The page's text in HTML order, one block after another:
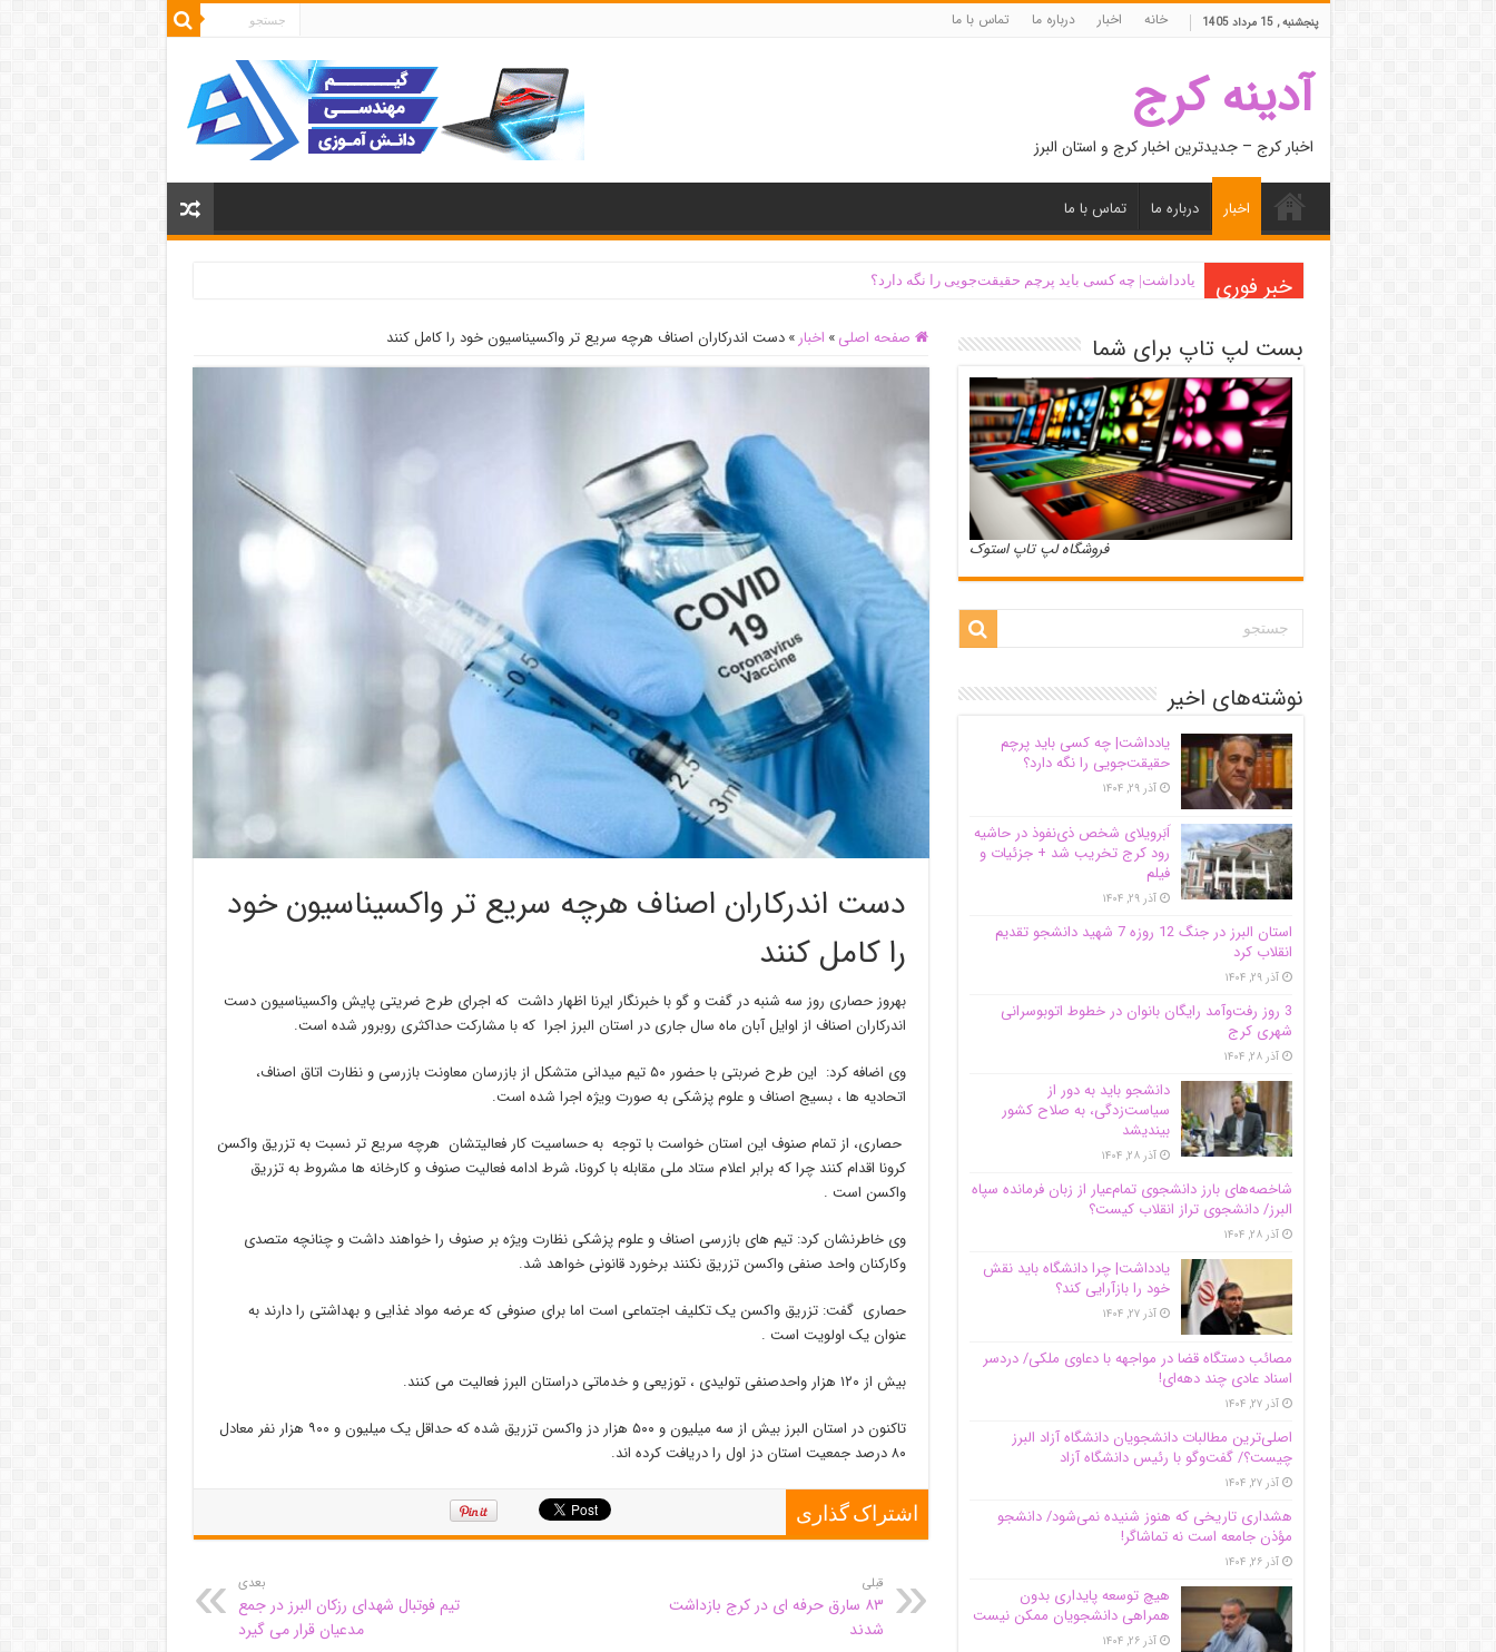
پنجشنبه , 15 مرداد 1405 خانه اخبار درباره ما تماس با ما
آدینه کرج
اخبار کرج – جدیدترین اخبار کرج و استان البرز
اخبار درباره ما تماس با ما
خبر فوری یادداشت| ‌چه کسی باید پرچم حقیقت‌جویی را نگه دارد؟
صفحه اصلی » اخبار » دست اندرکاران اصناف هرچه سریع تر واکسیناسیون خود را کامل کنند
دست اندرکاران اصناف هرچه سریع تر واکسیناسیون خود
را کامل کنند
بهروز حصاری روز سه شنبه در گفت و گو با خبرنگار ایرنا اظهار داشت که اجرای طرح ضریتی پایش واکسیناسیون دست
اندرکاران اصناف از اوایل آبان ماه سال جاری در استان البرز اجرا که با مشارکت حداکثری روبرور شده است.
وی اضافه کرد: این طرح ضربتی با حضور ۵۰ تیم میدانی متشکل از بازرسان معاونت بازرسی و نظارت اتاق اصناف،
اتحادیه ها ، بسیج اصناف و علوم پزشکی به صورت ویژه اجرا شده است.
حصاری، از تمام صنوف این استان خواست با توجه به حساسیت کار فعالیتشان هرچه سریع تر نسبت به تزریق واکسن
کرونا اقدام کنند چرا که برابر اعلام ستاد ملی مقابله با کرونا، شرط ادامه فعالیت صنوف و کارخانه ها مشروط به تزریق
واکسن است .
وی خاطرنشان کرد: تیم های بازرسی اصناف و علوم پزشکی نظارت ویژه بر صنوف را خواهند داشت و چنانچه متصدی
وکارکنان واحد صنفی واکسن تزریق نکنند برخورد قانونی خواهد شد.
حصاری گفت: تزریق واکسن یک تکلیف اجتماعی است اما برای صنوفی که عرضه مواد غذایی و بهداشتی را دارند به
عنوان یک اولویت است .
بیش از ۱۲۰ هزار واحدصنفی تولیدی ، توزیعی و خدماتی دراستان البرز فعالیت می کنند.
تاکنون در استان البرز بیش از سه میلیون و ۵۰۰ هزار دز واکسن تزریق شده که حداقل یک میلیون و ۹۰۰ هزار نفر معادل
۸۰ درصد جمعیت استان دز اول را دریافت کرده اند.
اشتراک گذاری
قبلی
۸۳ سارق حرفه ای در کرج بازداشت
شدند
بعدی
تیم فوتبال شهدای رزکان البرز در جمع
مدعیان قرار می گیرد
بست لپ تاپ برای شما
فروشگاه لپ تاپ استوک
نوشته‌های اخیر
یادداشت| ‌چه کسی باید پرچم
حقیقت‌جویی را نگه دارد؟
آذر ۲۹, ۱۴۰۴
اَبَر‌ویلای شخص ذی‌نفوذ در حاشیه‌
رود کرج تخریب شد + جزئیات و
فیلم
آذر ۲۹, ۱۴۰۴
استان البرز در جنگ 12 روزه 7 شهید دانشجو تقدیم
انقلاب کرد
آذر ۲۹, ۱۴۰۴
3 روز رفت‌وآمد رایگان بانوان در خطوط اتوبوسرانی
شهری کرج
آذر ۲۸, ۱۴۰۴
دانشجو باید به دور از
سیاست‌زدگی، به صلاح کشور
بیندیشد
آذر ۲۸, ۱۴۰۴
شاخصه‌های بارز دانشجوی تمام‌عیار از زبان فرمانده سپاه
البرز/ دانشجوی تراز انقلاب کیست؟
آذر ۲۸, ۱۴۰۴
یادداشت| چرا دانشگاه باید نقش
خود را بازآرایی کند؟
آذر ۲۷, ۱۴۰۴
مصائب دستگاه قضا در مواجهه با دعاوی ملکی/ دردسر
اسناد عادی چند‌ دهه‌ای!
آذر ۲۷, ۱۴۰۴
اصلی‌ترین مطالبات دانشجویان دانشگاه آزاد البرز
چیست؟/ گفت‌وگو با رئیس دانشگاه آز‌اد
آذر ۲۷, ۱۴۰۴
هشداری تاریخی که هنوز شنیده نمی‌شود/ دانشجو
مؤذن جامعه است نه تماشاگر!
آذر ۲۶, ۱۴۰۴
هیچ توسعه پایداری بدون
همراهی دانشجویان ممکن نیست
آذر ۲۶, ۱۴۰۴